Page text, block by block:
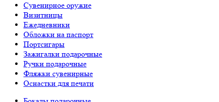
Сувенирное оружие
Визитницы
Ежедневники
Обложки на паспорт
Портсигары
Зажигалки подарочные
Ручки подарочные
Фляжки сувенирные
Оснастки для печати